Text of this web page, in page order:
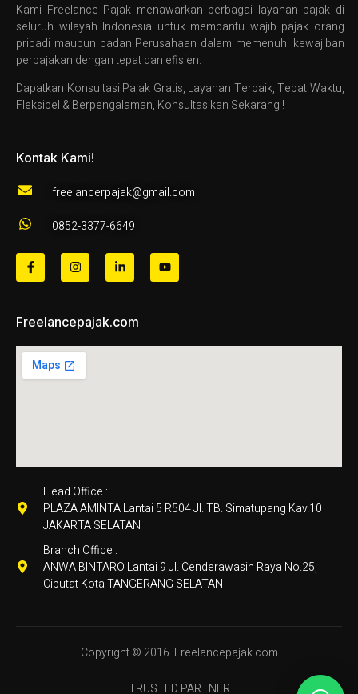
Kami Freelance Pajak menawarkan berbagai layanan pajak di
seluruh wilayah Indonesia untuk membantu wajib pajak orang
pribadi maupun badan Perusahaan dalam memenuhi kewajiban
perpajakan dengan tepat dan efisien.
Dapatkan Konsultasi Pajak Gratis, Layanan Terbaik, Tepat Waktu,
Fleksibel & Berpengalaman, Konsultasikan Sekarang !
Kontak Kami!
freelancerpajak@gmail.com
0852-3377-6649
Freelancepajak.com
Head Office :
PLAZA AMINTA Lantai 5 R504 Jl. TB. Simatupang Kav.10
JAKARTA SELATAN
Branch Office :
ANWA BINTARO Lantai 9 Jl. Cenderawasih Raya No.25,
Ciputat Kota TANGERANG SELATAN
Copyright © 2016 Freelancepajak.com
TRUSTED PARTNER